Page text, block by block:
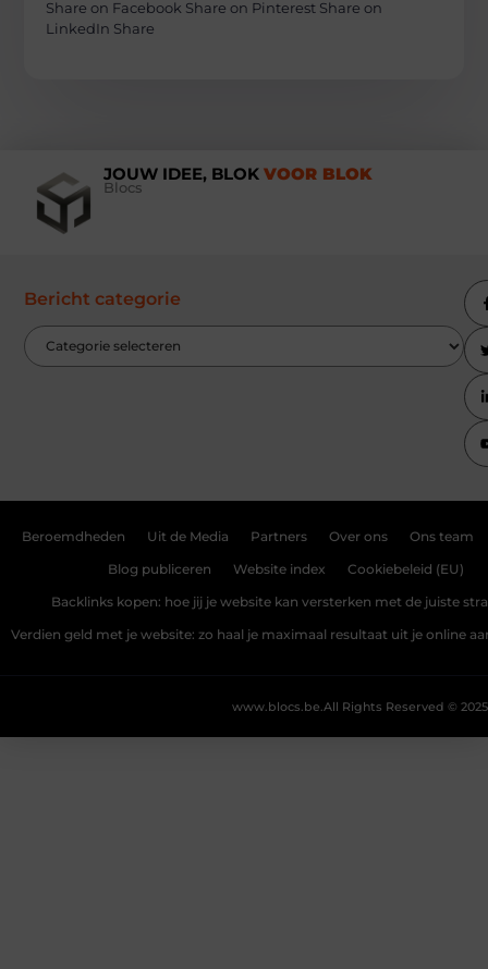
Share on Facebook Share on Pinterest Share on
LinkedIn Share
JOUW IDEE, BLOK VOOR BLOK
Blocs
Bericht categorie
Beroemdheden Uit de Media Partners Over ons Ons team
Blog publiceren Website index Cookiebeleid (EU)
Backlinks kopen: hoe jij je website kan versterken met de juiste
Verdien geld met je website: zo haal je maximaal resultaat uit je online
All Rights Reserved © 2025
www.blocs.be.